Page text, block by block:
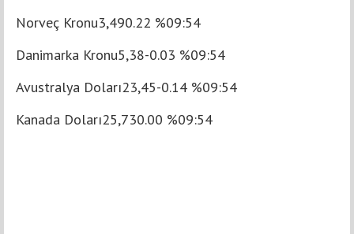
Norveç Kronu3,490.22 %09:54
Danimarka Kronu5,38-0.03 %09:54
Avustralya Doları23,45-0.14 %09:54
Kanada Doları25,730.00 %09:54